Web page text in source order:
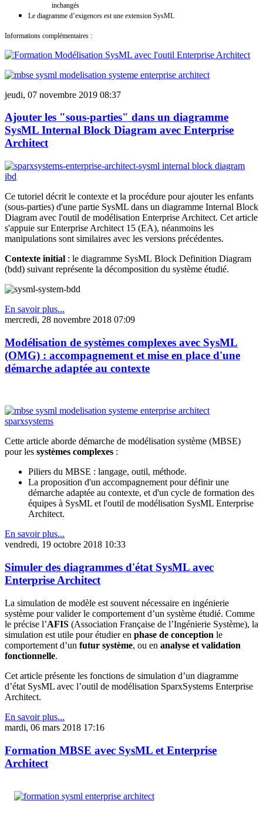
inchangés
Le diagramme d’exigences est une extension SysML
Informations complémentaires :
jeudi, 07 novembre 2019 08:37
Ajouter les "sous-parties" dans un diagramme
SysML Internal Block Diagram avec Enterprise
Architect
Ce tutoriel décrit le contexte et la procédure pour ajouter les enfants
(sous-parties) d'une partie SysML dans un diagramme Internal Block
Diagram avec l'outil de modélisation Enterprise Architect. Cet article
s'appuie sur Enterprise Architect 15 (EA), néanmoins les
manipulations sont similaires avec les versions précédentes.
Contexte initial : le diagramme SysML Block Definition Diagram
(bdd) suivant représente la décomposition du système étudié.
En savoir plus...
mercredi, 28 novembre 2018 07:09
Modélisation de systèmes complexes avec SysML
(OMG) : accompagnement et mise en place d'une
démarche adaptée au contexte
Cette article aborde démarche de modélisation système (MBSE)
pour les systèmes complexes :
Piliers du MBSE : langage, outil, méthode.
La proposition d'un accompagnement pour définir une
démarche adaptée au contexte, et d'un cycle de formation des
équipes à SysML et l'outil de modélisation SysML Enterprise
Architect.
En savoir plus...
vendredi, 19 octobre 2018 10:33
Simuler des diagrammes d'état SysML avec
Enterprise Architect
La simulation de modèle est souvent nécessaire en ingénierie
système pour valider le comportement d’un système étudié. Comme
le précise l’AFIS (Association Française de l’Ingénierie Système), la
simulation est utile pour étudier en phase de conception le
comportement d’un futur système, ou en analyse et validation
fonctionnelle.
Cet article présente les fonctions de simulation d’un diagramme
d’état SysML avec l’outil de modélisation SparxSystems Enterprise
Architect.
En savoir plus...
mardi, 06 mars 2018 17:16
Formation MBSE avec SysML et Enterprise
Architect